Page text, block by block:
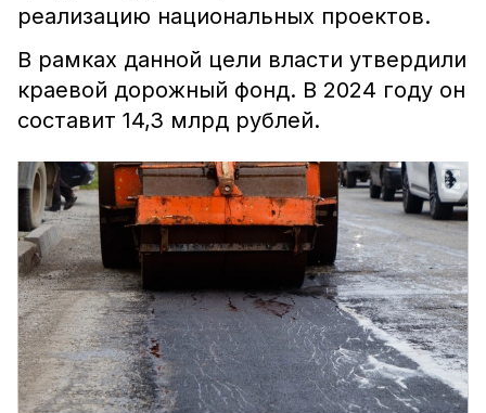
реализацию национальных проектов.
В рамках данной цели власти утвердили
краевой дорожный фонд. В 2024 году он
составит 14,3 млрд рублей.